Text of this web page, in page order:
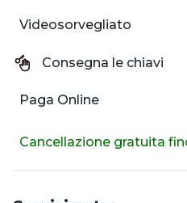
Videosorvegliato
Consegna le chiavi
Paga Online
Cancellazione gratuita